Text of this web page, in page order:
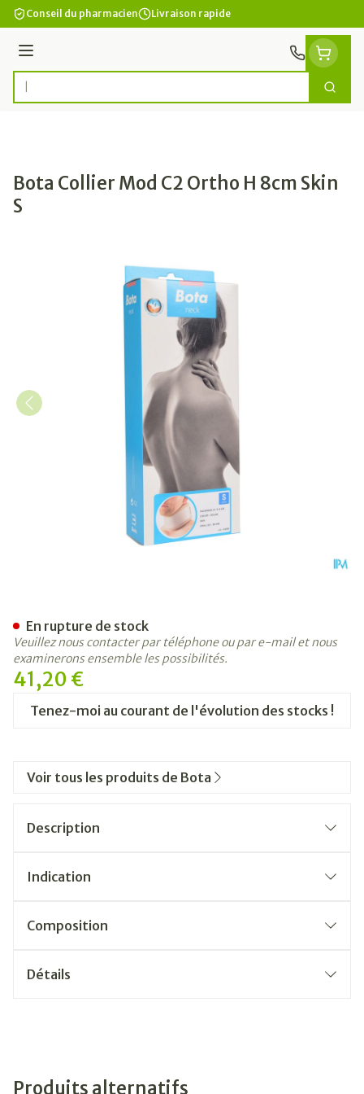
Aller au contenu
Conseil du pharmacien Livraison rapide
Menu
Rechercher
Bota Collier Mod C2 Ortho H 8cm Skin
S
41,20 €
Tenez-moi au courant de l'évolution des stocks !
En rupture de stock
Veuillez nous contacter par téléphone ou par e-mail et nous
examinerons ensemble les possibilités.
Voir tous les produits de Bota
Description
Indication
Composition
Détails
Produits alternatifs